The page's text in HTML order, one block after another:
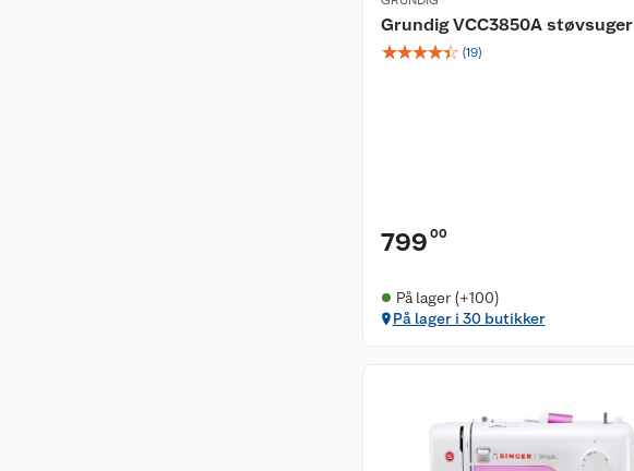
Grundig VCC3850A støvsuger
☆☆☆☆☆ (19)
799 00
På lager (+100)
På lager i 30 butikker